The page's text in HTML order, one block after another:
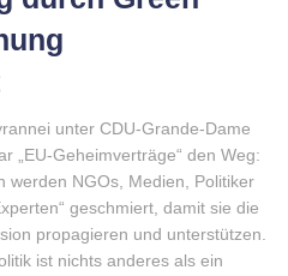
unter CDU-Grande-Dame
„EU-Geheimverträge“ den Weg:
werden NGOs, Medien, Politiker
geschmiert, damit sie die
propagieren und unterstützen.
ist nichts anderes als ein